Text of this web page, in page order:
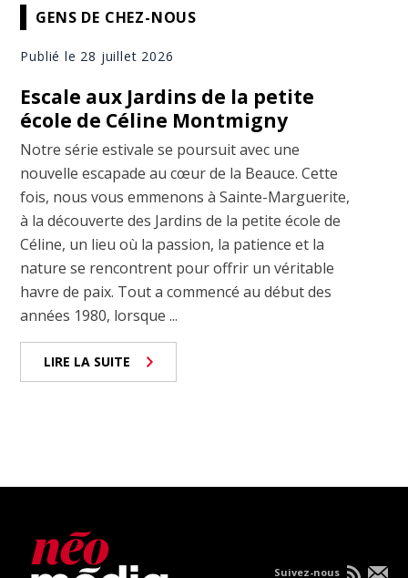
GENS DE CHEZ-NOUS
Publié le 28 juillet 2026
Escale aux Jardins de la petite
école de Céline Montmigny
Notre série estivale se poursuit avec une
nouvelle escapade au cœur de la Beauce. Cette
fois, nous vous emmenons à Sainte-Marguerite,
à la découverte des Jardins de la petite école de
Céline, un lieu où la passion, la patience et la
nature se rencontrent pour offrir un véritable
havre de paix. Tout a commencé au début des
années 1980, lorsque ...
LIRE LA SUITE
Suivez-nous